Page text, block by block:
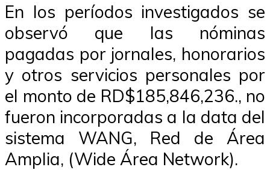
En los períodos investigados se
observó que las nóminas
pagadas por jornales, honorarios
y otros servicios personales por
el monto de RD$185,846,236., no
fueron incorporadas a la data del
sistema WANG, Red de Área
Amplia, (Wide Área Network).